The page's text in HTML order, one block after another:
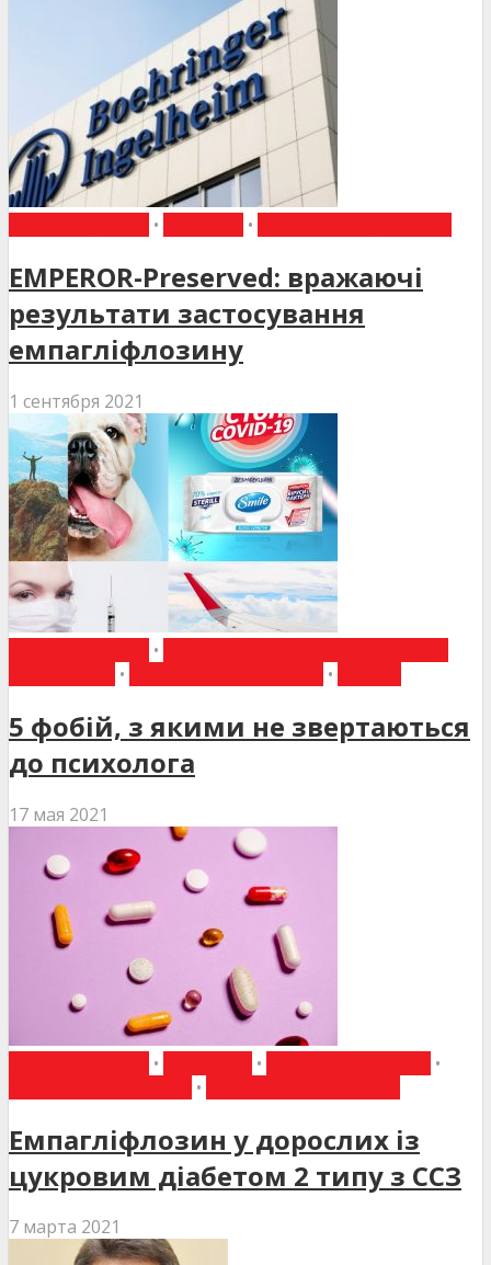
• •
EMPEROR-Preserved: вражаючі
результати застосування
емпагліфлозину
1 сентября 2021
•
• •
5 фобій, з якими не звертаються
до психолога
17 мая 2021
• •
•
•
Емпагліфлозин у дорослих із
цукровим діабетом 2 типу з ССЗ
7 марта 2021